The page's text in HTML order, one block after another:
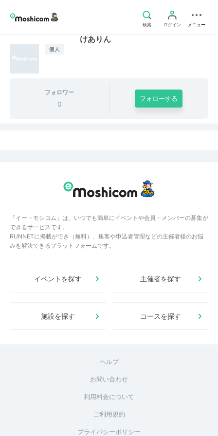
検索 ログイン メニュー
個人
けありん
フォロワー
0
フォローする
「イー・モシコム」は、いつでも簡単にイベントや会員・メンバーの募集が
できるサービスです。
RUNNETに掲載ができ（無料）、集客や申込者管理などの主催者様のお悩
みを解決できるプラットフォームです。
イベントを探す 主催者を探す
施設を探す コースを探す
ヘルプ
お問い合わせ
利用料金について
ご利用規約
プライバシーポリシー